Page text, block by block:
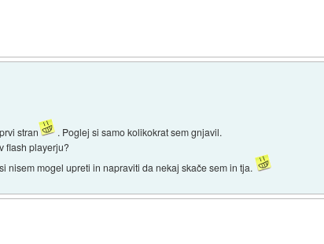
stran
. Poglej si samo kolikokrat sem gnjavil.
flash playerju?
nisem mogel upreti in napraviti da nekaj skače sem in tja.